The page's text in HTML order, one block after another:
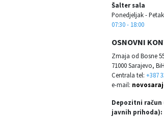
Šalter sala
Ponedjeljak - Petak
07:30 - 18:00
OSNOVNI
Zmaja od Bosne
71000 Sarajevo, BiH
Centrala tel: +387
e-mail:
Depozitni
javnih prihoda):